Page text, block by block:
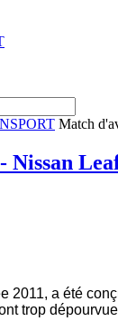
Match
2011, a été
trop